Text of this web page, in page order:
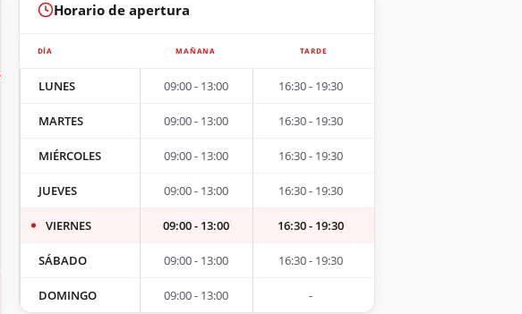
Horario de apertura
DÍA MAÑANA TARDE
LUNES 09:00 - 13:00 16:30 - 19:30
MARTES 09:00 - 13:00 16:30 - 19:30
MIÉRCOLES 09:00 - 13:00 16:30 - 19:30
JUEVES 09:00 - 13:00 16:30 - 19:30
VIERNES 09:00 - 13:00 16:30 - 19:30
SÁBADO 09:00 - 13:00 16:30 - 19:30
DOMINGO 09:00 - 13:00 -